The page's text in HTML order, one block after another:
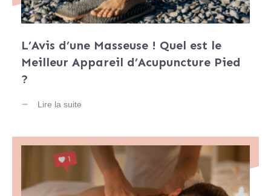
L’Avis d’une Masseuse ! Quel est le
Meilleur Appareil d’Acupuncture Pied
?
Lire la suite